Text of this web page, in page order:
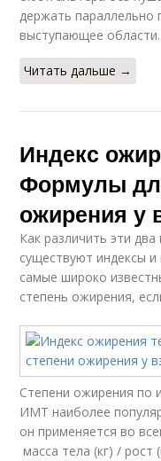
держать параллельно
выступающее области.
Читать дальше →
Индекс
Формулы
ожирения у
Как различить эти
существуют индексы
самые широко
степень ожирения,
Степени ожирения по
ИМТ наиболее
он применяется во
масса тела (кг) / рост